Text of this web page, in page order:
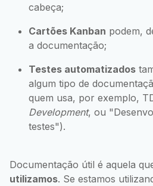
cabeça;
Cartões Kanban podem,
a documentação;
Testes automatizados
algum tipo de
quem usa, por exemplo,
Development, ou
testes").
Documentação útil é aquela
utilizamos. Se estamos